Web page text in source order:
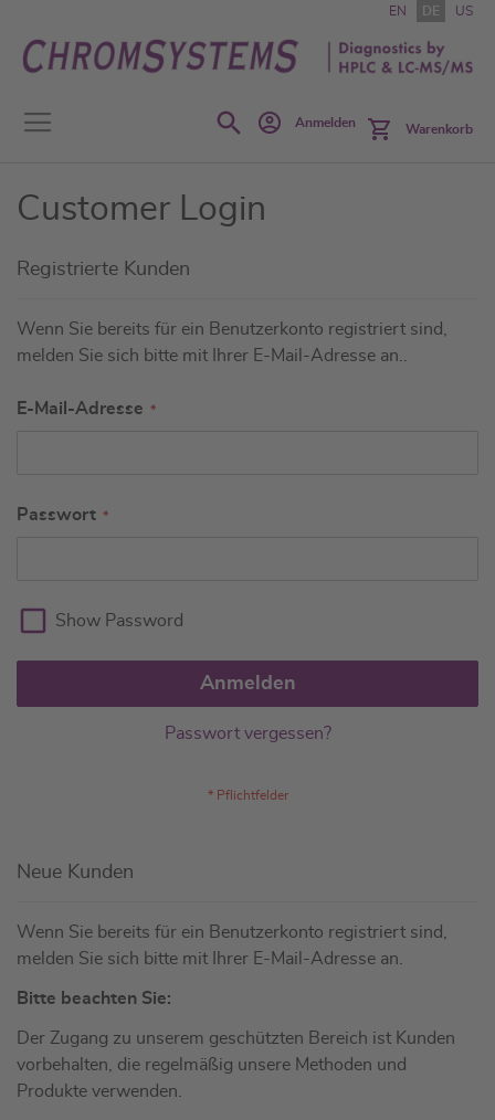
Inhalt
springen
EN DE US
SearchAnmelden Warenkorb
Customer Login
Registrierte Kunden
Wenn Sie bereits für ein Benutzerkonto registriert sind,
melden Sie sich bitte mit Ihrer E-Mail-Adresse an..
E-Mail-Adresse
Passwort
Show Password
Anmelden
Passwort vergessen?
Neue Kunden
Wenn Sie bereits für ein Benutzerkonto registriert sind,
melden Sie sich bitte mit Ihrer E-Mail-Adresse an.
Bitte beachten Sie:
Der Zugang zu unserem geschützten Bereich ist Kunden
vorbehalten, die regelmäßig unsere Methoden und
Produkte verwenden.